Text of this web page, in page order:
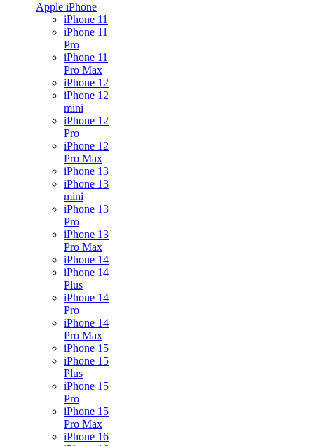
Apple iPhone
iPhone 11
iPhone 11
Pro
iPhone 11
Pro Max
iPhone 12
iPhone 12
mini
iPhone 12
Pro
iPhone 12
Pro Max
iPhone 13
iPhone 13
mini
iPhone 13
Pro
iPhone 13
Pro Max
iPhone 14
iPhone 14
Plus
iPhone 14
Pro
iPhone 14
Pro Max
iPhone 15
iPhone 15
Plus
iPhone 15
Pro
iPhone 15
Pro Max
iPhone 16